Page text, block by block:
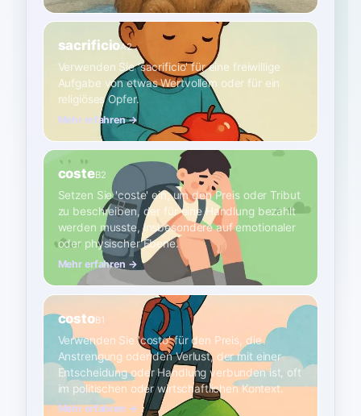
sacrificioA2
Verwenden Sie 'sacrificio' für eine freiwillige
Aufgabe von etwas Wertvollem oder für ein
religiöses Opfer.
Mehr erfahren →
costeB2
Setzen Sie 'coste' ein, um den Preis oder Tribut
zu beschreiben, der für eine Handlung bezahlt
werden musste, insbesondere auf emotionaler
oder physischer Ebene.
Mehr erfahren →
costoB1
Verwenden Sie 'costo' für den Preis, die
Anstrengung oder den Verlust, der mit einer
Entscheidung oder Handlung verbunden ist, oft
im politischen oder wirtschaftlichen Kontext.
Mehr erfahren →